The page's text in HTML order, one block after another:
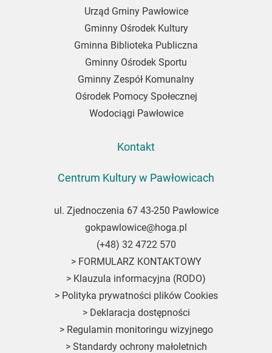
Urząd Gminy Pawłowice
Gminny Ośrodek Kultury
Gminna Biblioteka Publiczna
Gminny Ośrodek Sportu
Gminny Zespół Komunalny
Ośrodek Pomocy Społecznej
Wodociągi Pawłowice
Kontakt
Centrum Kultury w Pawłowicach
ul. Zjednoczenia 67 43-250 Pawłowice
gokpawlowice@hoga.pl
(+48) 32 4722 570
> FORMULARZ KONTAKTOWY
> Klauzula informacyjna (RODO)
> Polityka prywatności plików Cookies
> Deklaracja dostępności
> Regulamin monitoringu wizyjnego
>Standardy ochrony małoletnich